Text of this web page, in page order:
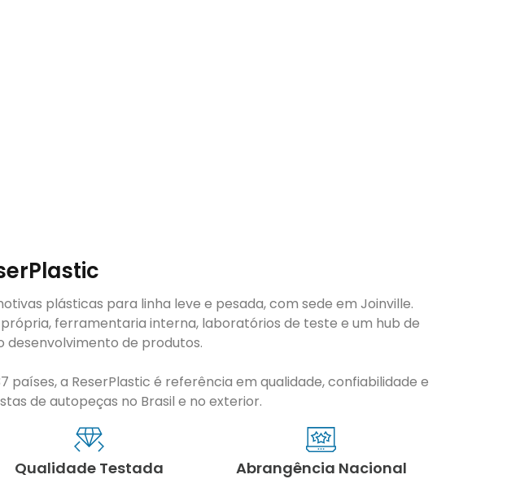
plásticas para linha leve e pesada, com sede em Joinville.
ferramentaria interna, laboratórios de teste e um hub de
de produtos.
países, a ReserPlastic é referência em qualidade, confiabilidade e
de autopeças no Brasil e no exterior.
Qualidade Testada Abrangência Nacional